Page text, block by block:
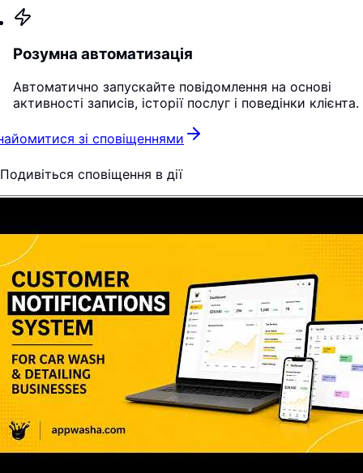
Розумна автоматизація
Автоматично запускайте повідомлення на основі
активності записів, історії послуг і поведінки клієнта.
зі сповіщеннями
Подивіться сповіщення в дії